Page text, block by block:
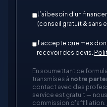
J’ai besoin d’un
(conseil gratuit & sans
J'accepte que mes
recevoir des devis.
En soumettant ce
transmises à notre
contact avec des
service est gratuit —
commission d'affiliation.